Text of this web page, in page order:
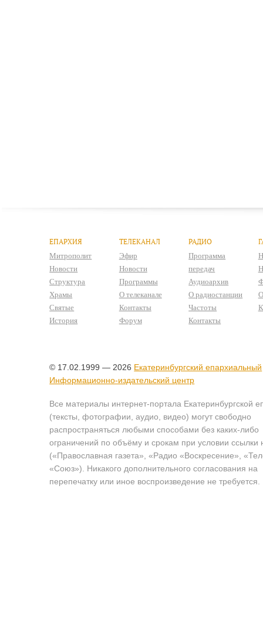
ЕПАРХИЯ
Митрополит
Новости
Структура
Храмы
Святые
История
ТЕЛЕКАНАЛ
Эфир
Новости
Программы
О телеканале
Контакты
Форум
РАДИО
Программа
передач
Аудиоархив
О радиостанции
Частоты
Контакты
© 17.02.1999 — 2026 Екатеринбургский епархиальный
Информационно-издательский центр
Все материалы интернет-портала Екатеринбургской
(тексты, фотографии, аудио, видео) могут свободно
распространяться любыми способами без каких-либо
ограничений по объёму и срокам при условии ссылки
(«Православная газета», «Радио «Воскресение»,
«Союз»). Никакого дополнительного согласования на
перепечатку или иное воспроизведение не требуется.